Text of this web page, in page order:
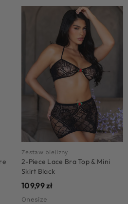
Zestaw bielizny
2-Piece Lace Bra Top & Mini
Skirt Black
109,99zł
Onesize